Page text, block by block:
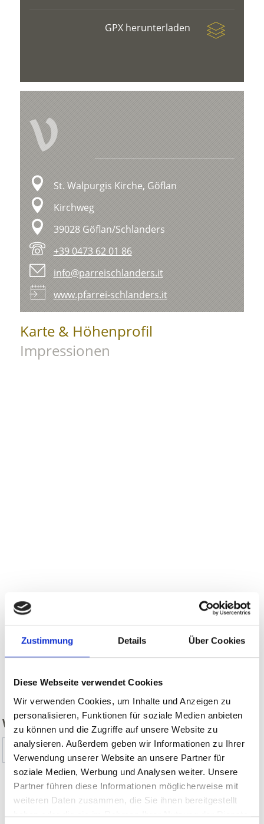
Zustimmung Details Über Cookies
Diese Webseite verwendet Cookies
Wir verwenden Cookies, um Inhalte und Anzeigen zu
personalisieren, Funktionen für soziale Medien anbieten
zu können und die Zugriffe auf unsere Website zu
analysieren. Außerdem geben wir Informationen zu Ihrer
Verwendung unserer Website an unsere Partner für
soziale Medien, Werbung und Analysen weiter. Unsere
Partner führen diese Informationen möglicherweise mit
weiteren Daten zusammen, die Sie ihnen bereitgestellt
haben oder die sie im Rahmen Ihrer Nutzung der Dienste
GPX herunterladen
V
St. Walpurgis Kirche, Göflan
Kirchweg
39028 Göflan/Schlanders
+39 0473 62 01 86
info@parreischlanders.it
www.pfarrei-schlanders.it
Karte & Höhenprofil
Impressionen
zurück
WAR DER INHALT FÜR SIE HILFREICH?
Ja
Nein
WEITERE KIRCHEN & KLÖSTER IM
VINSCHGAU AUF KARTE ANZEIGEN